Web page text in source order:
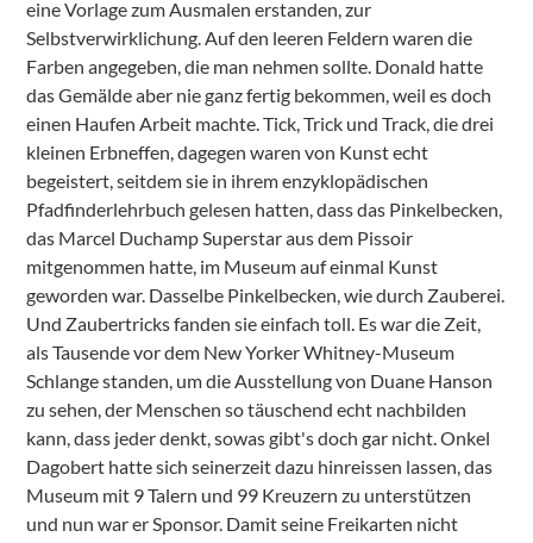
eine Vorlage zum Ausmalen erstanden, zur
Selbstverwirklichung. Auf den leeren Feldern waren die
Farben angegeben, die man nehmen sollte. Donald hatte
das Gemälde aber nie ganz fertig bekommen, weil es doch
einen Haufen Arbeit machte. Tick, Trick und Track, die drei
kleinen Erbneffen, dagegen waren von Kunst echt
begeistert, seitdem sie in ihrem enzyklopädischen
Pfadfinderlehrbuch gelesen hatten, dass das Pinkelbecken,
das Marcel Duchamp Superstar aus dem Pissoir
mitgenommen hatte, im Museum auf einmal Kunst
geworden war. Dasselbe Pinkelbecken, wie durch Zauberei.
Und Zaubertricks fanden sie einfach toll. Es war die Zeit,
als Tausende vor dem New Yorker Whitney-Museum
Schlange standen, um die Ausstellung von Duane Hanson
zu sehen, der Menschen so täuschend echt nachbilden
kann, dass jeder denkt, sowas gibt's doch gar nicht. Onkel
Dagobert hatte sich seinerzeit dazu hinreissen lassen, das
Museum mit 9 Talern und 99 Kreuzern zu unterstützen
und nun war er Sponsor. Damit seine Freikarten nicht